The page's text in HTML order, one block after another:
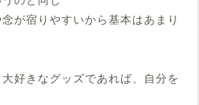
が宿りやすいから基本はあまり
好きなグッズであれば、自分を